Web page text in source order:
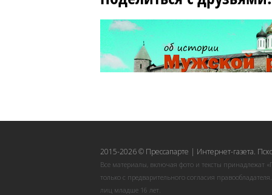
2015-2026 © Прессапарте | Интернет-газета.
Все материалы, включая фото и тексты принадлежат
только с предварительного согласия
лиц младше 16 лет.